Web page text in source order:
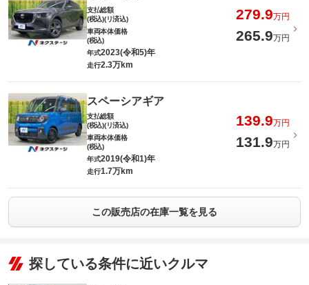
支払総額
(税込)(リ済込)
279.9万円
車両本体価格
(税込)
265.9万円
年式2023(令和5)年
走行2.3万km
スペーシアギア
支払総額
(税込)(リ済込)
139.9万円
車両本体価格
(税込)
131.9万円
年式2019(令和1)年
走行1.7万km
この販売店の在庫一覧を見る
探している条件に近いクルマ